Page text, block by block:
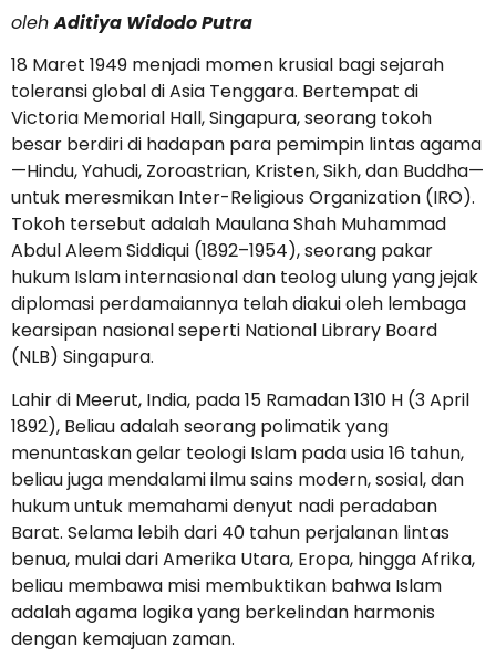
olehAditiya Widodo Putra
18 Maret 1949 menjadi momen krusial bagi sejarah
toleransi global di Asia Tenggara. Bertempat di
Victoria Memorial Hall, Singapura, seorang tokoh
besar berdiri di hadapan para pemimpin lintas agama
—Hindu, Yahudi, Zoroastrian, Kristen, Sikh, dan Buddha—
untuk meresmikan Inter-Religious Organization (IRO).
Tokoh tersebut adalah Maulana Shah Muhammad
Abdul Aleem Siddiqui (1892–1954), seorang pakar
hukum Islam internasional dan teolog ulung yang jejak
diplomasi perdamaiannya telah diakui oleh lembaga
kearsipan nasional seperti National Library Board
(NLB) Singapura.
Lahir di Meerut, India, pada 15 Ramadan 1310 H (3 April
1892), Beliau adalah seorang polimatik yang
menuntaskan gelar teologi Islam pada usia 16 tahun,
beliau juga mendalami ilmu sains modern, sosial, dan
hukum untuk memahami denyut nadi peradaban
Barat. Selama lebih dari 40 tahun perjalanan lintas
benua, mulai dari Amerika Utara, Eropa, hingga Afrika,
beliau membawa misi membuktikan bahwa Islam
adalah agama logika yang berkelindan harmonis
dengan kemajuan zaman.